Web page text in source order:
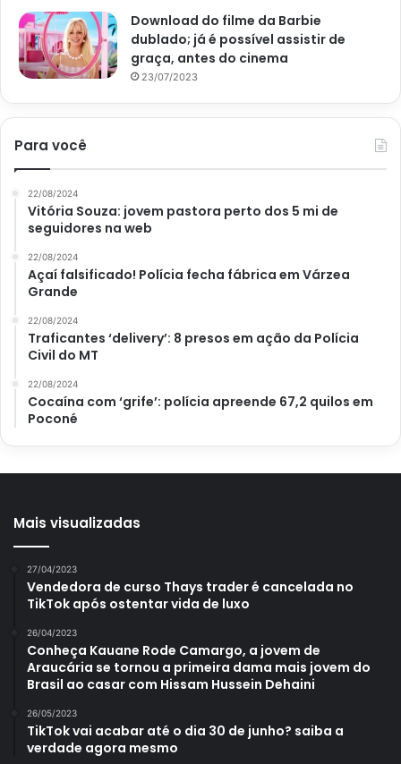
Download do filme da Barbie
dublado; já é possível assistir de
graça, antes do cinema
23/07/2023
Para você
22/08/2024
Vitória Souza: jovem pastora perto dos 5 mi de
seguidores na web
22/08/2024
Açaí falsificado! Polícia fecha fábrica em Várzea
Grande
22/08/2024
Traficantes ‘delivery’: 8 presos em ação da Polícia
Civil do MT
22/08/2024
Cocaína com ‘grife’: polícia apreende 67,2 quilos em
Poconé
Mais visualizadas
27/04/2023
Vendedora de curso Thays trader é cancelada no
TikTok após ostentar vida de luxo
26/04/2023
Conheça Kauane Rode Camargo, a jovem de
Araucária se tornou a primeira dama mais jovem do
Brasil ao casar com Hissam Hussein Dehaini
26/05/2023
TikTok vai acabar até o dia 30 de junho? saiba a
verdade agora mesmo